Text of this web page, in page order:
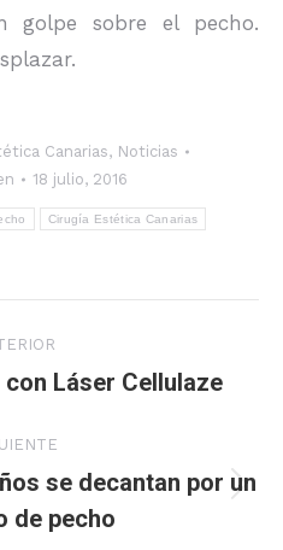
golpe sobre el pecho.
Canarias, Noticias
18 julio, 2016
Cirugía Estética Canarias
Publicación
Láser Cellulaze
siguiente:
se decantan por un
de pecho